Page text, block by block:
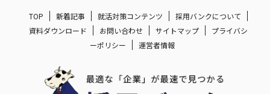
TOP 新着記事 就活対策コンテンツ
採用バンクについて
資料ダウンロード
お問い合わせ サイトマップ
プライバシ
ーポリシー
運営者情報